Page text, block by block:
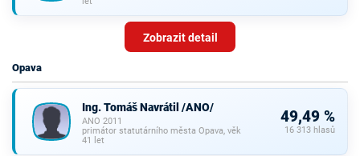
Zobrazit detail
Opava
Ing. Tomáš Navrátil /ANO/
ANO 2011
primátor statutárního města Opava, věk
41 let
49,49 %
16 313 hlasů